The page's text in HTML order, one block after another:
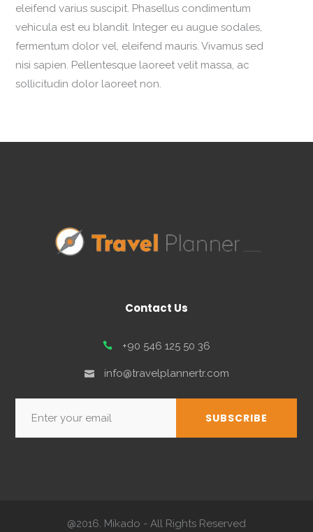
eleifend varius suscipit. Phasellus condimentum
vehicula est eu blandit. Integer eu augue sodales,
fermentum dolor vel, eleifend mauris. Vivamus sed
nisi sapien. Pellentesque laoreet velit massa, ac
sollicitudin dolor laoreet non.
Contact Us
+90 546 125 50 36
info@travelplannertr.com
@2016. Mikado - All Rights Reserved